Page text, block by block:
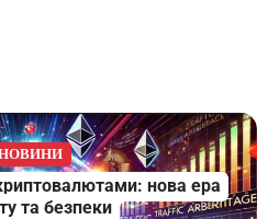
нова ера
та безпеки